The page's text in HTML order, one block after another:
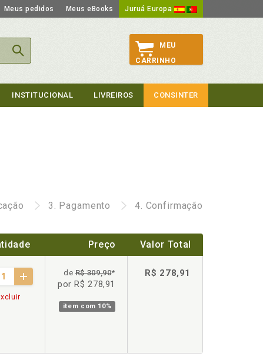
Meus pedidos Meus eBooks Juruá Europa
MEU
CARRINHO
INSTITUCIONAL LIVREIROS CONSINTER
3. Pagamento 4. Confirmação
Preço Valor Total
deR$ 309,90*
por R$ 278,91
item com 10%
R$ 278,91